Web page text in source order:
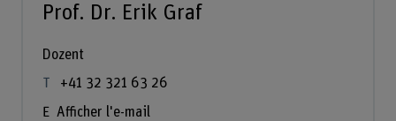
Prof. Dr. Erik Graf
Dozent
+41 32 321 63 26
Afficher l'e-mail